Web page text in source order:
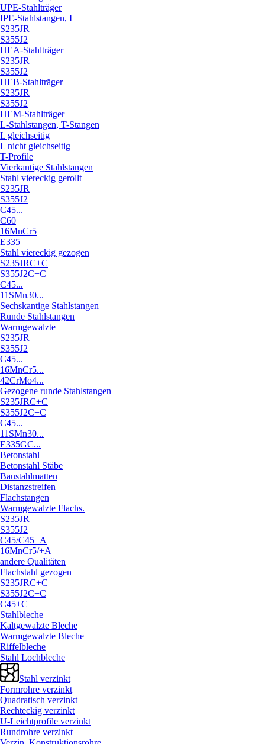
UPE-Stahlträger
IPE-Stahlstangen, I
S235JR
S355J2
HEA-Stahlträger
S235JR
S355J2
HEB-Stahlträger
S235JR
S355J2
HEM-Stahlträger
L-Stahlstangen, T-Stangen
L gleichseitig
L nicht gleichseitig
T-Profile
Vierkantige Stahlstangen
Stahl viereckig gerollt
S235JR
S355J2
C45...
C60
16MnCr5
E335
Stahl viereckig gezogen
S235JRC+C
S355J2C+C
C45...
11SMn30...
Sechskantige Stahlstangen
Runde Stahlstangen
Warmgewalzte
S235JR
S355J2
C45...
16MnCr5...
42CrMo4...
Gezogene runde Stahlstangen
S235JRC+C
S355J2C+C
C45...
11SMn30...
E335GC...
Betonstahl
Betonstahl Stäbe
Baustahlmatten
Distanzstreifen
Flachstangen
Warmgewalzte Flachs.
S235JR
S355J2
C45/C45+A
16MnCr5/+A
andere Qualitäten
Flachstahl gezogen
S235JRC+C
S355J2C+C
C45+C
Stahlbleche
Kaltgewalzte Bleche
Warmgewalzte Bleche
Riffelbleche
Stahl Lochbleche
Stahl verzinkt
Formrohre verzinkt
Quadratisch verzinkt
Rechteckig verzinkt
U-Leichtprofile verzinkt
Rundrohre verzinkt